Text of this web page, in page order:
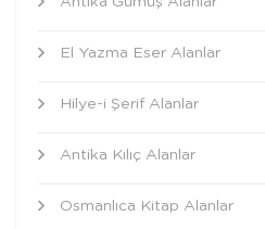
El Yazma Eser Alanlar
Hilye-i Şerif Alanlar
Antika Kılıç Alanlar
Osmanlıca Kitap Alanlar